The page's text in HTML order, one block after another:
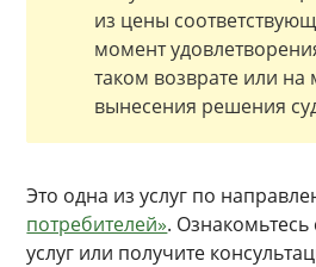
из цены
момент
таком возврате или на
вынесения решения
Это одна из услуг по
потребителей».
услуг или получите